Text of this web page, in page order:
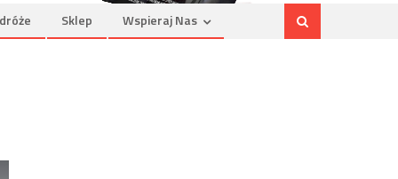
Sklep Wspieraj Nas